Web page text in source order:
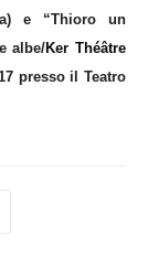
e “Thioro un
albe/Ker Théâtre
presso il Teatro